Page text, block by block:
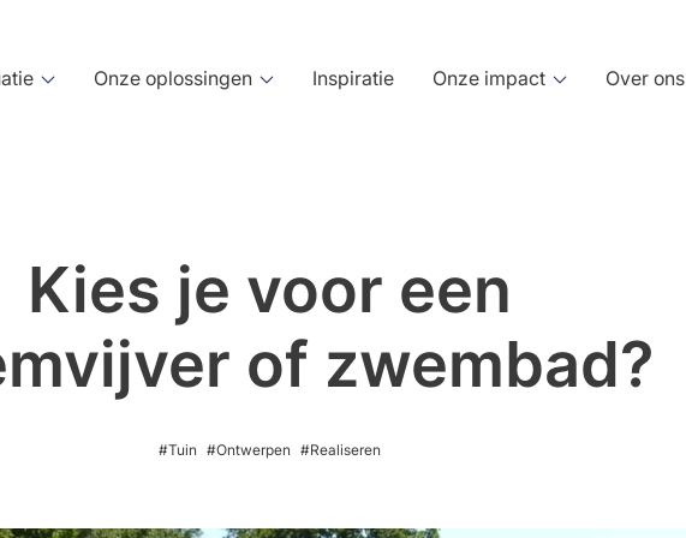
Onze oplossingen
Realiseren
Tuinaanleg
Terreinaanleg
Inspiratie Onze impact Over ons
Kies je voor een
of zwembad?
#Tuin #Ontwerpen #Realiseren